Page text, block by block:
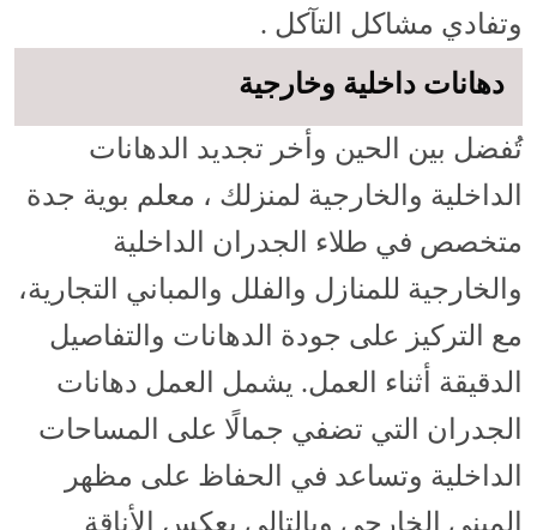
وتفادي مشاكل التآكل .
دهانات داخلية وخارجية
تُفضل بين الحين وأخر تجديد الدهانات
الداخلية والخارجية لمنزلك ، معلم بوية جدة
متخصص في طلاء الجدران الداخلية
والخارجية للمنازل والفلل والمباني التجارية،
مع التركيز على جودة الدهانات والتفاصيل
الدقيقة أثناء العمل. يشمل العمل دهانات
الجدران التي تضفي جمالًا على المساحات
الداخلية وتساعد في الحفاظ على مظهر
المبنى الخارجي وبالتالي يعكس الأناقة